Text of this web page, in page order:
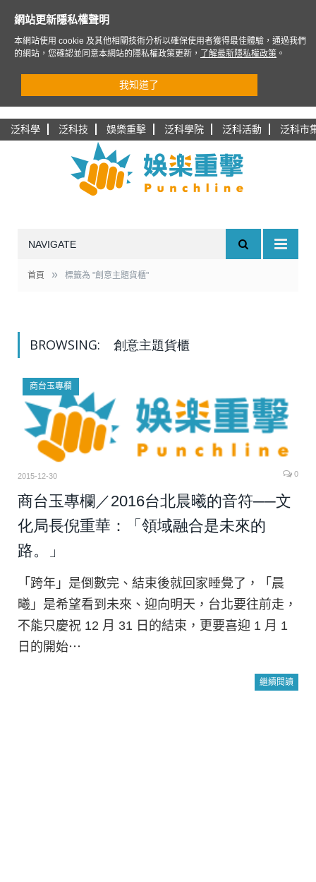
泛科學 泛科技 娛樂重擊 泛科學院 泛科活動 泛科市
NAVIGATE
首頁 » 標籤為 "創意主題貨櫃"
BROWSING: 創意主題貨櫃
商台玉專欄
2015-12-30 0
商台玉專欄／2016台北晨曦的音符──文
化局長倪重華：「領域融合是未來的
路。」
「跨年」是倒數完、結束後就回家睡覺了，「晨
曦」是希望看到未來、迎向明天，台北要往前走，
不能只慶祝 12 月 31 日的結束，更要喜迎 1 月 1
日的開始⋯
繼續閱讀
網站更新隱私權聲明
本網站使用 cookie 及其他相關技術分析以確保使用者獲得最佳體驗，通過我們
的網站，您確認並同意本網站的隱私權政策更新，
了解最新隱私權政策 。
我知道了